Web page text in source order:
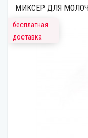
бесплатная
доставка
МИКСЕР ДЛЯ